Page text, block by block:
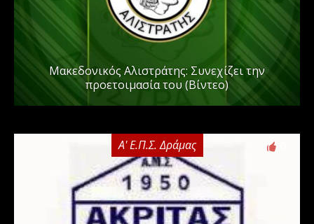
Μακεδονικός Αλιστράτης: Συνεχίζει την
προετοιμασία του (Βίντεο)
Α' Ε.Π.Σ. Δράμας